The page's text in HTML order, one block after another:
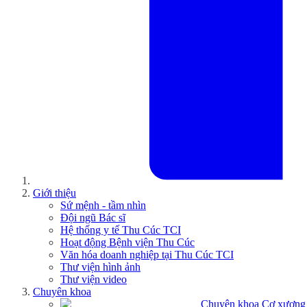
Giới thiệu
Sứ mệnh - tầm nhìn
Đội ngũ Bác sĩ
Hệ thống y tế Thu Cúc TCI
Hoạt động Bệnh viện Thu Cúc
Văn hóa doanh nghiệp tại Thu Cúc TCI
Thư viện hình ảnh
Thư viện video
Chuyên khoa
Chuyên khoa Cơ